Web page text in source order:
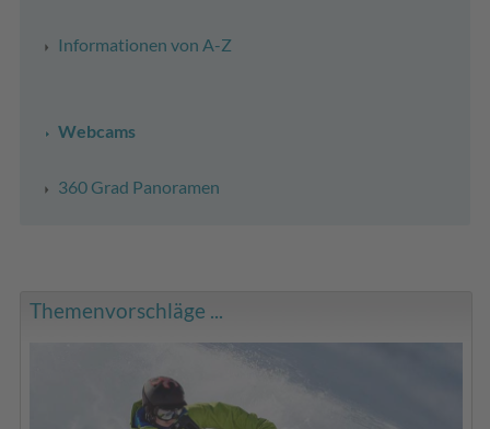
Informationen von A-Z
Webcams
360 Grad Panoramen
Themenvorschläge ...